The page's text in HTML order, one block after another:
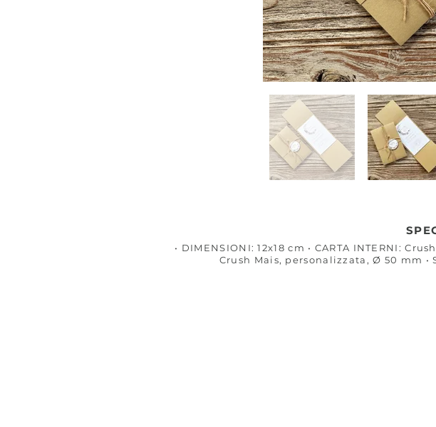
• DIMENSIONI: 12x18 cm • CARTA INTERNI:
Crush Mais, personalizzata, Ø 50 mm •